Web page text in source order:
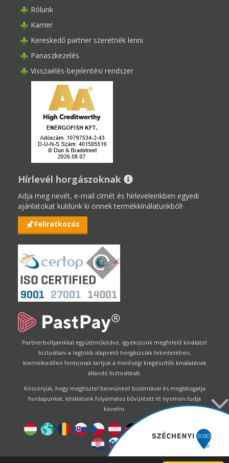
Rólunk
Karrier
Kereskedő partner szeretnék lenni
Panaszkezelés
Visszaélés-bejelentési rendszer
Hírlevél horgászoknak
Adja meg nevét, e-mail címét és hírleveleinkben egyedi
ajánlatokat küldünk ki önnek termékkínálatunkból!
Feliratkozás
Partnerboltjainkkal együttműködve, igyekszünk megfelelő kínálatot
biztosítani a legtöbb alapvető horgászcikk tekintetében,
kiemelkedően fontosnak tartjuk a minőségi kiegészítők kínálatának
állandó biztosítását.
Köszönjük, hogy megtisztel bennünket bizalmával és meglátogatja
honlapunkat, kínálatunk folyamatos bővülését itt nyomon tudja
követni.